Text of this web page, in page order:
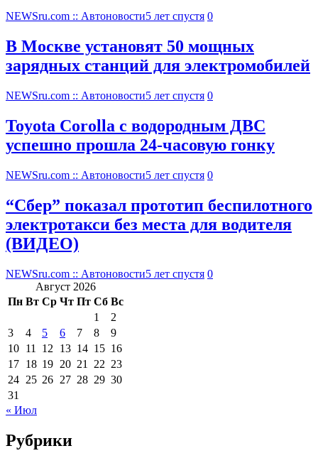
NEWSru.com :: Автоновости5 лет спустя 0
В Москве установят 50 мощных
зарядных станций для электромобилей
NEWSru.com :: Автоновости5 лет спустя 0
Toyota Corolla с водородным ДВС
успешно прошла 24-часовую гонку
NEWSru.com :: Автоновости5 лет спустя 0
“Сбер” показал прототип беспилотного
электротакси без места для водителя
(ВИДЕО)
NEWSru.com :: Автоновости5 лет спустя 0
Август 2026
Пн Вт Ср Чт Пт Сб Вс
1
2
3
4 5 6 7 8
9
10 11 12 13 14 15 16
17 18 19 20 21 22 23
24 25 26 27 28 29 30
31
« Июл
Рубрики